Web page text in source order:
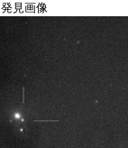
発見画像